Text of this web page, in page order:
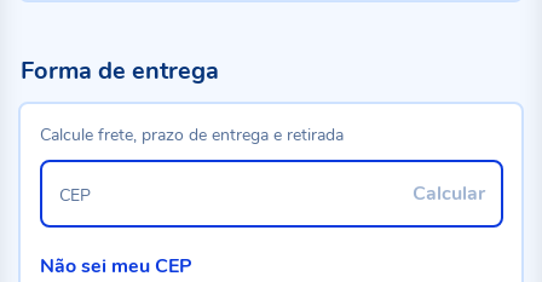
Forma de entrega
Calcule frete, prazo de entrega e retirada
Calcular
CEP
Não sei meu CEP